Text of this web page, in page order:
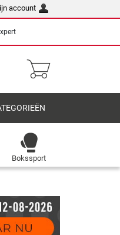
account
Bokssport